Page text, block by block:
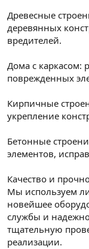
Древесные
деревянных
вредителей.
Дома с каркасом:
поврежденных
Кирпичные
укрепление
Бетонные
элементов,
Качество и
Мы используем
новейшее
службы и
тщательную
реализации.